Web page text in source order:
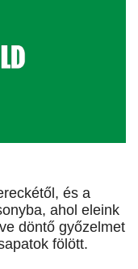
és a
ahol eleink
döntő győzelmet
fölött.